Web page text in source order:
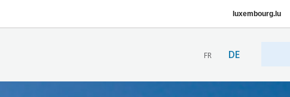
luxembourg.lu
FR DE